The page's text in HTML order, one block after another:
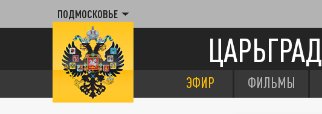
ПОДМОСКОВЬЕ
ЦАРЬГРАД
ЭФИР ФИЛЬМЫ